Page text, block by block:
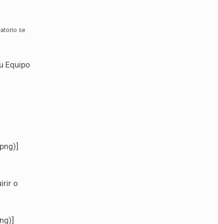
se
Equipo
o